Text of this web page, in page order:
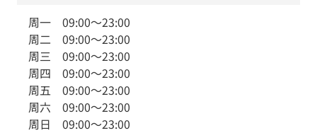
周一 09:00～23:00
周二 09:00～23:00
周三 09:00～23:00
周四 09:00～23:00
周五 09:00～23:00
周六 09:00～23:00
周日 09:00～23:00